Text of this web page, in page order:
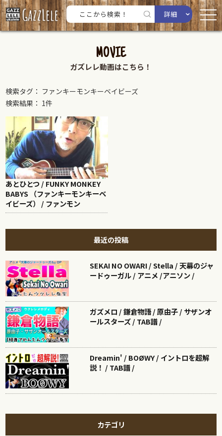
詳細
MOVIE
ガズレレ動画はこちら！
検索タグ： ファンキーモンキーベイビーズ
検索結果： 1件
あとひとつ / FUNKY MONKEY
BABYS （ファンキーモンキーベ
イビーズ） / ファンモン
最近の投稿
SEKAI NO OWARI / Stella / 天幕のジャ
ードゥーガル / アニメ /アニソン /
ガズメロ / 鎌倉物語 / 原由子 / サザンオ
ールスターズ / TAB譜 /
Dreamin' / BOØWY / イントロを超解
説！ / TAB譜 /
カテゴリ